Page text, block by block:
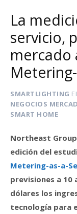
La
servicio,
mercado
SMARTLIGHTING
NEGOCIOS
SMART HOME
Northeast
edición del
Metering-as-a-
previsiones a 10
dólares los
tecnología para